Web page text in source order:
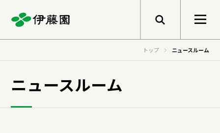
メニューを開く
企業情報
トップメッセージ
サステナビリティ
検索
トップ ニュースルーム
ニュースルーム